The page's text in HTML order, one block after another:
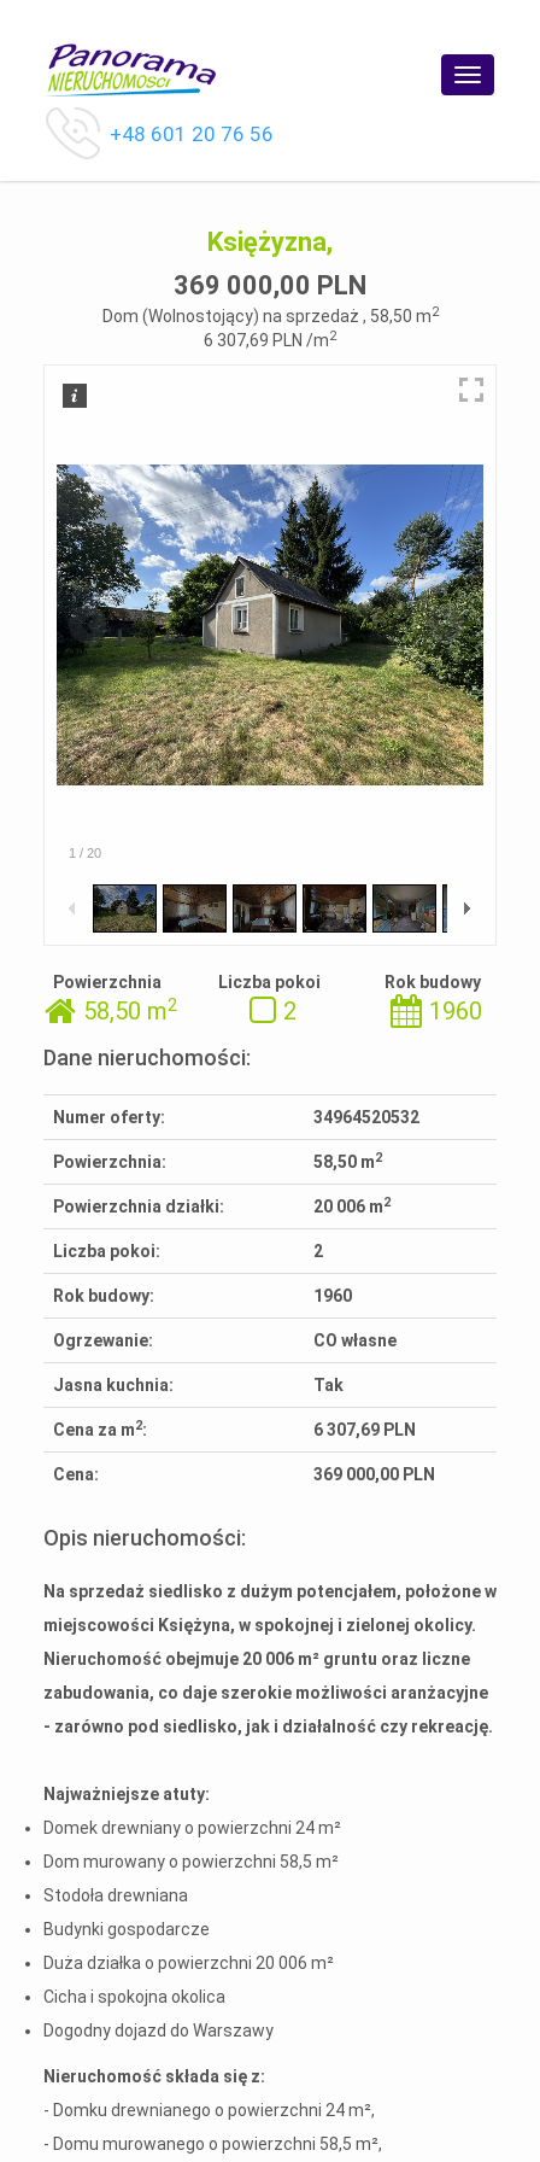
Toggle
+48 601 20 76 56
Księżyzna,
369 000,00 PLN
Dom (Wolnostojący) na sprzedaż , 58,50 m2
6 307,69 PLN /m2
1 / 20
Powierzchnia
58,50 m2
Liczba pokoi
2
Rok budowy
1960
Dane nieruchomości:
Numer oferty: 34964520532
Powierzchnia: 58,50 m2
Powierzchnia działki: 20 006 m2
Liczba pokoi: 2
Rok budowy: 1960
Ogrzewanie: CO własne
Jasna kuchnia: Tak
Cena za m2: 6 307,69 PLN
Cena: 369 000,00 PLN
Opis nieruchomości:
Na sprzedaż siedlisko z dużym potencjałem, położone w
miejscowości Księżyna, w spokojnej i zielonej okolicy.
Nieruchomość obejmuje 20 006 m² gruntu oraz liczne
zabudowania, co daje szerokie możliwości aranżacyjne
- zarówno pod siedlisko, jak i działalność czy rekreację.
Najważniejsze atuty:
Domek drewniany o powierzchni 24 m²
Dom murowany o powierzchni 58,5 m²
Stodoła drewniana
Budynki gospodarcze
Duża działka o powierzchni 20 006 m²
Cicha i spokojna okolica
Dogodny dojazd do Warszawy
Nieruchomość składa się z:
- Domku drewnianego o powierzchni 24 m²,
- Domu murowanego o powierzchni 58,5 m²,